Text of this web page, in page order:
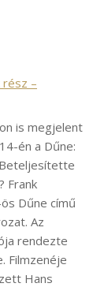
rész –
is megjelent
én a Dűne:
Frank
Dűne című
Az
rendezte
Filmzenéje
Hans